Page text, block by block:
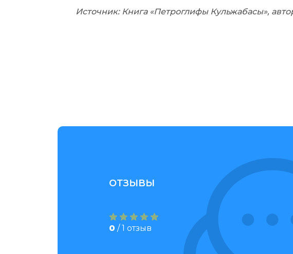
Источник:Книга «Петроглифы Кульжабасы»,
ОТЗЫВЫ
0 / 1 отзыв
там весной этого года.
много интересных рисунков
Нисан Бекбасар
Кулжабасы я посетил в 2020 году
осенью. Буду там весной этого
Обнаружил много интересных
- особенно крупных быков.
материал по астромифологии и о